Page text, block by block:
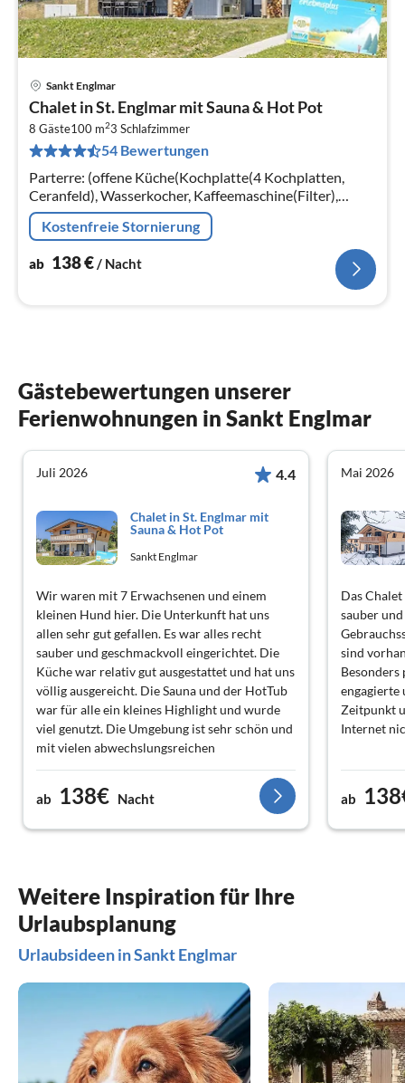
Sankt Englmar
Chalet in St. Englmar mit Sauna & Hot Pot
8 Gäste100 m23 Schlafzimmer
54 Bewertungen
Parterre: (offene Küche(Kochplatte(4 Kochplatten,
Ceranfeld), Wasserkocher, Kaffeemaschine(Filter),
Backofen, Spülmaschine, Kühl-/Gefrierkombination)
Kostenfreie Stornierung
ab 138€/ Nacht
Gästebewertungen unserer
Ferienwohnungen in Sankt Englmar
Juli 2026 4.4
Chalet in St. Englmar mit
Sauna & Hot Pot
Sankt Englmar
Wir waren mit 7 Erwachsenen und einem
kleinen Hund hier. Die Unterkunft hat uns
allen sehr gut gefallen. Es war alles recht
sauber und geschmackvoll eingerichtet. Die
Küche war relativ gut ausgestattet und hat uns
völlig ausgereicht. Die Sauna und der HotTub
war für alle ein kleines Highlight und wurde
viel genutzt. Die Umgebung ist sehr schön und
mit vielen abwechslungsreichen
Freizeitangeboten für groß und klein.
ab 138€ Nacht
Mai 2026
Das
sauber
sind
engagierte
Zeitpunkt
Internet
ab
Weitere Inspiration für Ihre
Urlaubsplanung
Urlaubsideen in Sankt Englmar